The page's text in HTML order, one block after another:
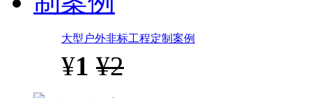
大型户外非标工程定制案例
¥1 ¥2